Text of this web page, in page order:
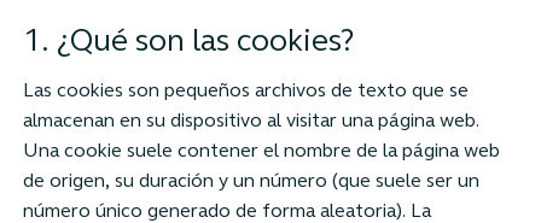
1. ¿Qué son las cookies?
Las cookies son pequeños archivos de texto que se
almacenan en su dispositivo al visitar una página web.
Una cookie suele contener el nombre de la página web
de origen, su duración y un número (que suele ser un
número único generado de forma aleatoria). La